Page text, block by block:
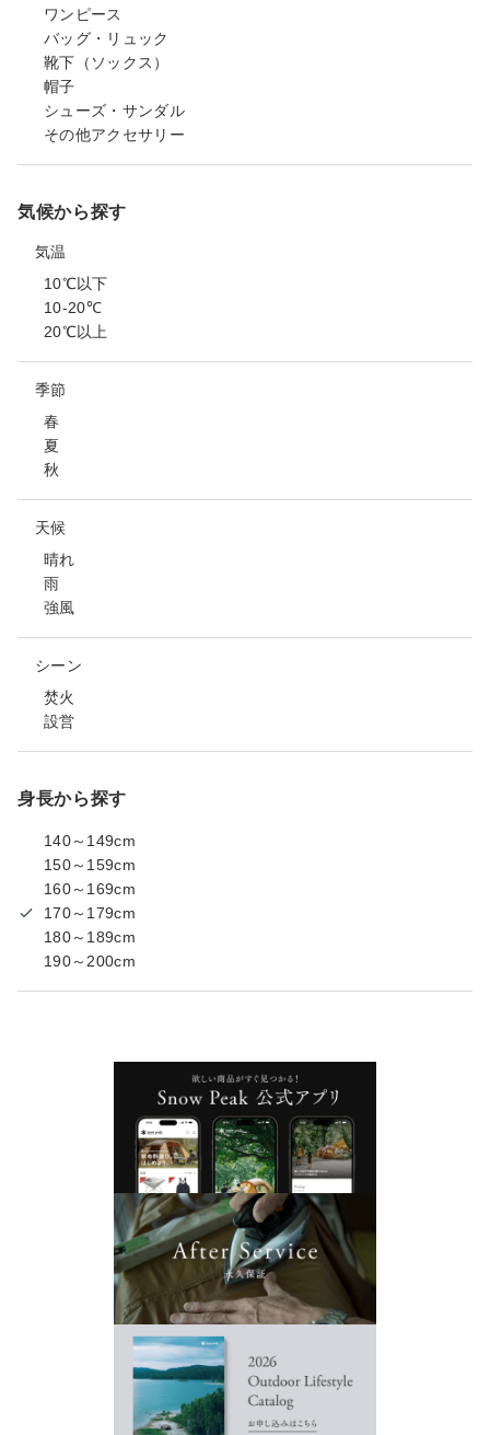
ワンピース
バッグ・リュック
靴下（ソックス）
帽子
シューズ・サンダル
その他アクセサリー
気候から探す
気温
10℃以下
10-20℃
20℃以上
季節
春
夏
秋
天候
晴れ
雨
強風
シーン
焚火
設営
身長から探す
140～149cm
150～159cm
160～169cm
170～179cm
180～189cm
190～200cm